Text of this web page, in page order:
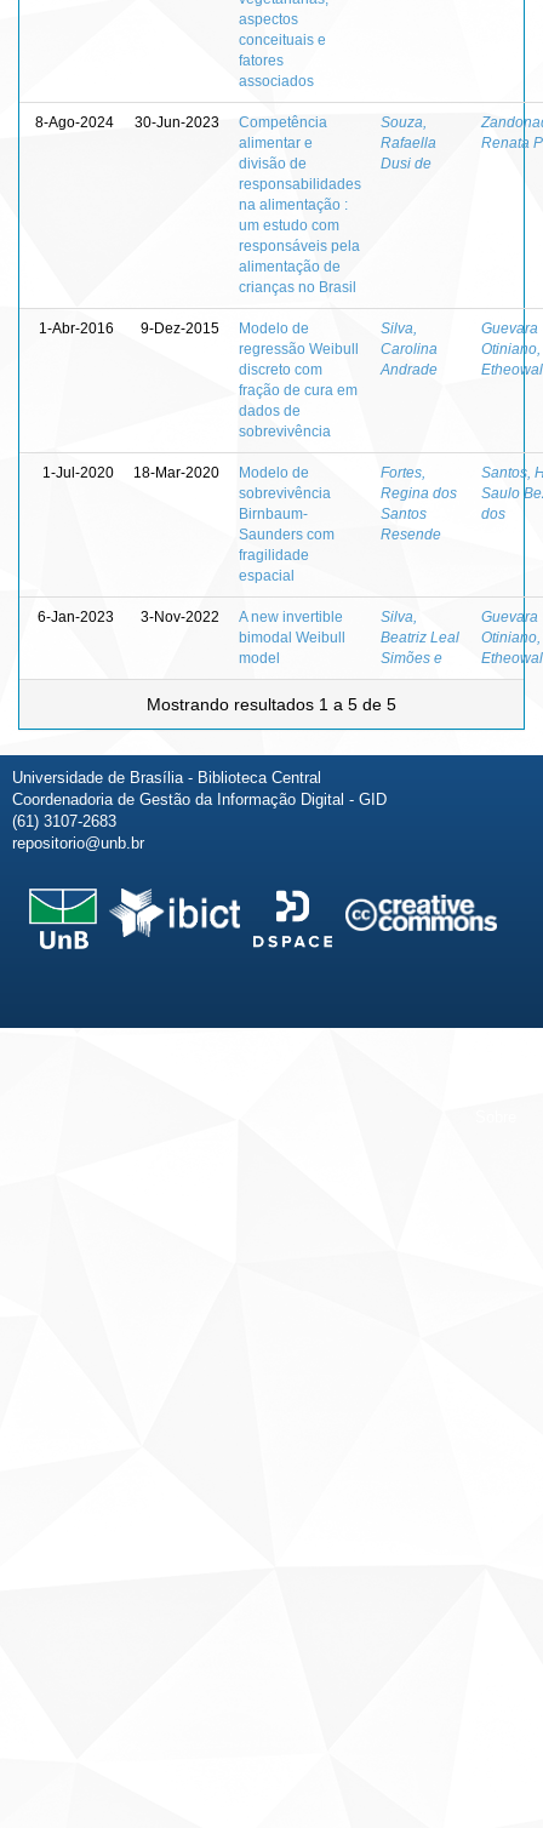
aspectos
conceituais e
fatores
associados
8-Ago-2024 30-Jun-2023
Competência
alimentar e
divisão de
responsabilidades
na alimentação :
um estudo com
responsáveis pela
alimentação de
crianças no Brasil
Souza,
Rafaella
Dusi de
Renata
1-Abr-2016 9-Dez-2015
Modelo de
regressão Weibull
discreto com
fração de cura em
dados de
sobrevivência
Silva,
Carolina
Andrade
Guevara
1-Jul-2020 18-Mar-2020
Modelo de
sobrevivência
Birnbaum-
Saunders com
fragilidade
espacial
Fortes,
Regina dos
Santos
Resende
Santos,
Saulo
dos
6-Jan-2023 3-Nov-2022
A new invertible
bimodal Weibull
model
Silva,
Beatriz Leal
Simões e
Guevara
Mostrando resultados 1 a 5 de 5
Universidade de Brasília - Biblioteca Central
Coordenadoria de Gestão da Informação Digital - GID
(61) 3107-2683
repositorio@unb.br